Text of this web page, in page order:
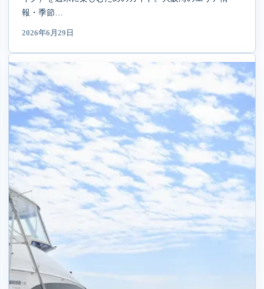
報・季節…
2026年6月29日